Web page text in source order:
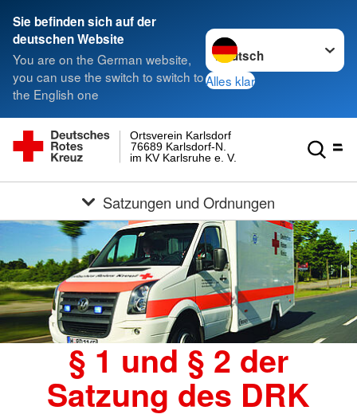
Sie befinden sich auf der
deutschen Website
You are on the German website,
you can use the switch to switch to
the English one
Sprache wechseln zu
Alles klar
im KV Karlsruhe e. V.
76689 Karlsdorf-N.
Ortsverein Karlsdorf
Satzungen und Ordnungen
§ 1 und § 2 der
Satzung des DRK